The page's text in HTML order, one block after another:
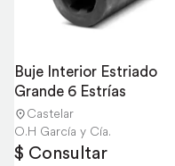
Buje Interior Estriado
Grande 6 Estrías
Castelar
O.H García y Cía.
$ Consultar